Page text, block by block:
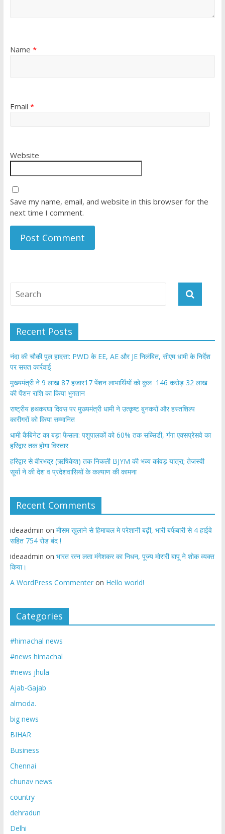
Name *
Email *
Website
Save my name, email, and website in this browser for the
next time I comment.
Recent Posts
नंदा की चौकी पुल हादसा: PWD के EE, AE और JE निलंबित, सीएम धामी के निर्देश
पर सख्त कार्रवाई
मुख्यमंत्री ने 9 लाख 87 हजार17 पेंशन लाभार्थियों को कुल 146 करोड़ 32 लाख
की पेंशन राशि का किया भुगतान
राष्ट्रीय हथकरघा दिवस पर मुख्यमंत्री धामी ने उत्कृष्ट बुनकरों और हस्तशिल्प
कारीगरों को किया सम्मानित
​धामी कैबिनेट का बड़ा फैसला: पशुपालकों को 60% तक सब्सिडी, गंगा एक्सप्रेसवे का
हरिद्वार तक होगा विस्तार
​हरिद्वार से वीरभद्र (ऋषिकेश) तक निकली BJYM की भव्य कांवड़ यात्रा; तेजस्वी
सूर्या ने की देश व प्रदेशवासियों के कल्याण की कामना
Recent Comments
ideaadmin on मौसम खुलाने से हिमाचल मे परेशानी बढ़ी, भारी बर्फबारी से 4 हाईवे
सहित 754 रोड बंद !
ideaadmin on भारत रत्न लता मंगेशकर का निधन, पूज्य मोरारी बापू ने शोक व्यक्त
किया।
A WordPress Commenteron Hello world!
Categories
#himachal news
#news himachal
#news jhula
Ajab-Gajab
almoda.
big news
BIHAR
Business
Chennai
chunav news
country
dehradun
Delhi